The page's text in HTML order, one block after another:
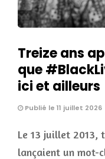
Treize ans
que
ici et ailleurs
Publié le 11 juillet 2026
Le 13 juillet 2013,
lançaient un mot-